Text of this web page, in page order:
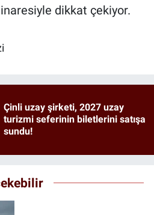
dikkat çekiyor.
Çinli uzay şirketi, 2027 uzay
turizmi seferinin biletlerini satışa
sundu!